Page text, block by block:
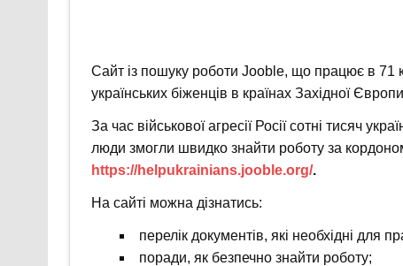
Сайт із пошуку роботи Jooble, що працює в 71
українських біженців в країнах Західної
За час військової агресії Росії сотні тисяч
люди змогли швидко знайти роботу за
https://helpukrainians.jooble.org/.
На сайті можна дізнатись:
перелік документів, які необхідні для
поради, як безпечно знайти роботу;